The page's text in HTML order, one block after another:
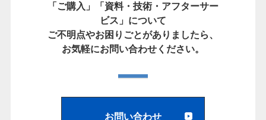
「ご購入」「資料・技術・アフターサー
ビス」について
ご不明点やお困りごとがありましたら、
お気軽にお問い合わせください。
お問い合わせ